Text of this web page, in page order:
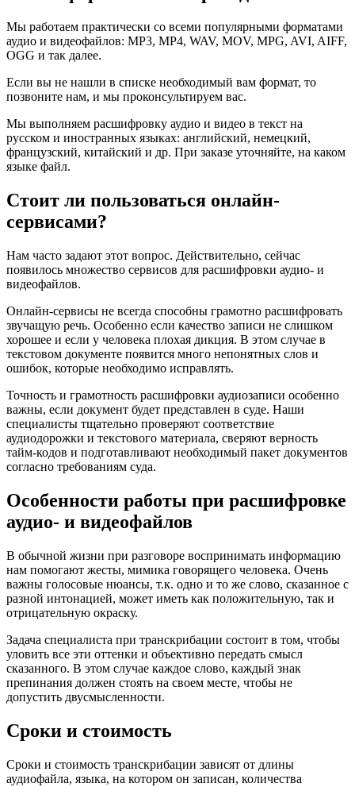
Мы работаем практически со всеми популярными форматами
аудио и видеофайлов: MP3, MP4, WAV, MOV, MPG, AVI, AIFF,
OGG и так далее.
Если вы не нашли в списке необходимый вам формат, то
позвоните нам, и мы проконсультируем вас.
Мы выполняем расшифровку аудио и видео в текст на
русском и иностранных языках: английский, немецкий,
французский, китайский и др. При заказе уточняйте, на каком
языке файл.
Стоит ли пользоваться онлайн-
сервисами?
Нам часто задают этот вопрос. Действительно, сейчас
появилось множество сервисов для расшифровки аудио- и
видеофайлов.
Онлайн-сервисы не всегда способны грамотно расшифровать
звучащую речь. Особенно если качество записи не слишком
хорошее и если у человека плохая дикция. В этом случае в
текстовом документе появится много непонятных слов и
ошибок, которые необходимо исправлять.
Точность и грамотность расшифровки аудиозаписи особенно
важны, если документ будет представлен в суде. Наши
специалисты тщательно проверяют соответствие
аудиодорожки и текстового материала, сверяют верность
тайм-кодов и подготавливают необходимый пакет документов
согласно требованиям суда.
Особенности работы при расшифровке
аудио- и видеофайлов
В обычной жизни при разговоре воспринимать информацию
нам помогают жесты, мимика говорящего человека. Очень
важны голосовые нюансы, т.к. одно и то же слово, сказанное с
разной интонацией, может иметь как положительную, так и
отрицательную окраску.
Задача специалиста при транскрибации состоит в том, чтобы
уловить все эти оттенки и объективно передать смысл
сказанного. В этом случае каждое слово, каждый знак
препинания должен стоять на своем месте, чтобы не
допустить двусмысленности.
Сроки и стоимость
Сроки и стоимость транскрибации зависят от длины
аудиофайла, языка, на котором он записан, количества